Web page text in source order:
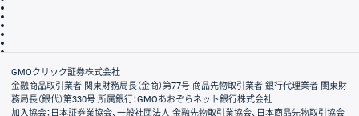
会社案内
GMOクリック証券株式会社
金融商品取引業者 関東財務局長（金商）第77号 商品先物取引業者 銀行代理業者 関東財
務局長（銀代）第330号 所属銀行：GMOあおぞらネット銀行株式会社
加入協会：日本証券業協会、一般社団法人 金融先物取引業協会、日本商品先物取引協会